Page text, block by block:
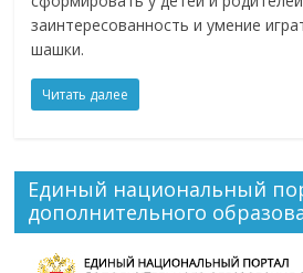
заинтересованность и умение
шашки.
Читать далее
Единый национальный
дополнительного